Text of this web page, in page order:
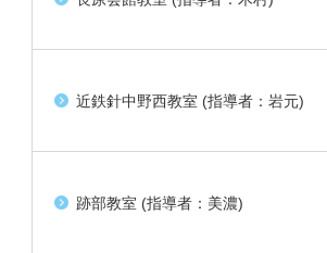
近鉄針中野西教室 (指導者：岩元)
跡部教室 (指導者：美濃)